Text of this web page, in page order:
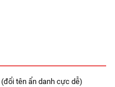
tên ẩn danh cực dễ)